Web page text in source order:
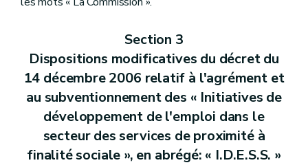
Section 3
Dispositions modificatives du décret du
14 décembre 2006 relatif à l'agrément et
au subventionnement des « Initiatives de
développement de l'emploi dans le
secteur des services de proximité à
finalité sociale », en abrégé: « I.D.E.S.S. »